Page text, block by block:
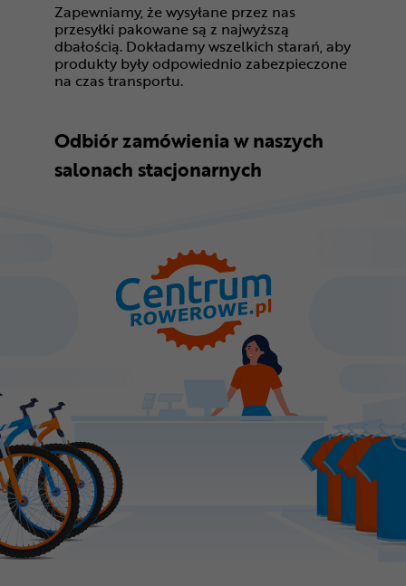
Zapewniamy, że wysyłane przez nas
przesyłki pakowane są z najwyższą
dbałością. Dokładamy wszelkich starań, aby
produkty były odpowiednio zabezpieczone
na czas transportu.
Odbiór zamówienia w naszych
salonach stacjonarnych